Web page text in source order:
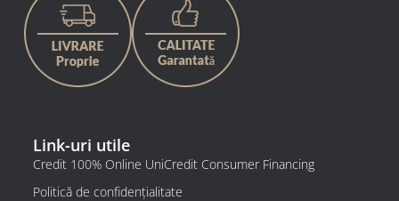
Link-uri utile
Credit 100% Online UniCredit Consumer Financing
Politică de confidențialitate